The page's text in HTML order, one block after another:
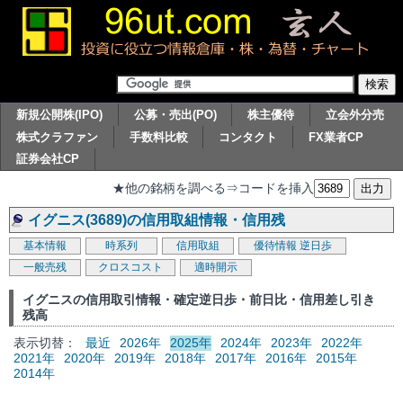
新規公開株(IPO) 公募・売出(PO) 株主優待
立会外分売
株式クラファン
手数料比較 コンタクト
FX業者CP
証券会社CP
★他の銘柄を調べる⇒コードを挿入
イグニス(3689)の信用取組情報・信用残
基本情報 時系列 信用取組 優待情報 逆日歩
一般売残
クロスコスト 適時開示
イグニスの信用取引情報・確定逆日歩・前日比・信用差し引き
残高
表示切替：
最近 2026年 2025年 2024年 2023年
2022年
2021年
2020年 2019年 2018年 2017年 2016年
2015年
2014年